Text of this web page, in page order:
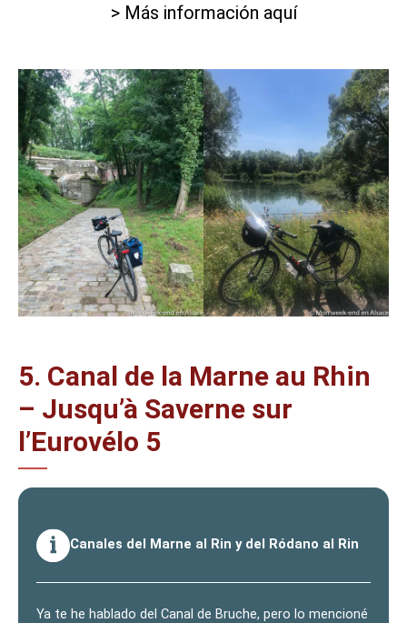
> Más información aquí
5. Canal de la Marne au Rhin
– Jusqu’à Saverne sur
l’Eurovélo 5
Canales del Marne al Rin y del Ródano al Rin
Ya te he hablado del Canal de Bruche, pero lo mencioné